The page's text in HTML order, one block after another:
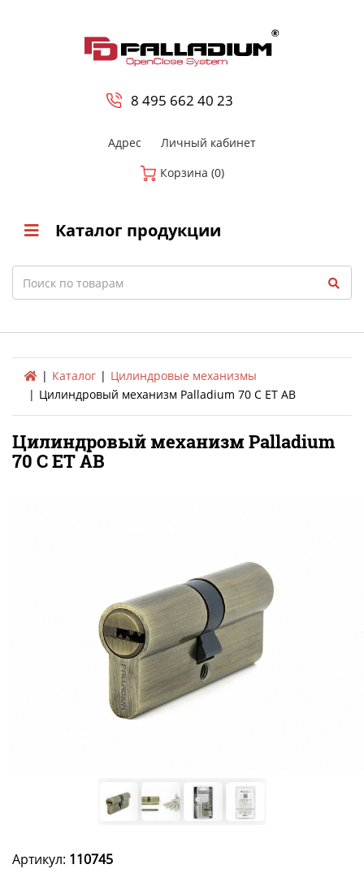
8 495 662 40 23
Адрес
Личный кабинет
Корзина (0)
Каталог продукции
Search
Каталог
Цилиндровые механизмы
Цилиндровый механизм Palladium 70 C ET AB
Цилиндровый механизм Palladium
70 C ET AB
Артикул: 110745